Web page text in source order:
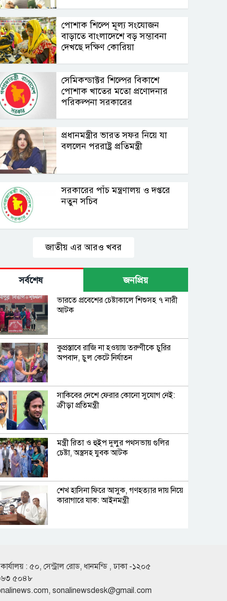
পোশাক শিল্পে মূল্য সংযোজন
বাড়াতে বাংলাদেশে বড় সম্ভাবনা
দেখছে দক্ষিণ কোরিয়া
সেমিকন্ডাক্টর শিল্পের বিকাশে
পোশাক খাতের মতো প্রণোদনার
পরিকল্পনা সরকারের
প্রধানমন্ত্রীর ভারত সফর নিয়ে যা
বললেন পররাষ্ট্র প্রতিমন্ত্রী
সরকারের পাঁচ মন্ত্রণালয় ও দপ্তরে
নতুন সচিব
জাতীয় এর আরও খবর
সর্বশেষ জনপ্রিয়
ভারতে প্রবেশের চেষ্টাকালে শিশুসহ ৭ নারী
আটক
কুপ্রস্তাবে রাজি না হওয়ায় তরুণীকে চুরির
অপবাদ, চুল কেটে নির্যাতন
সাকিবের দেশে ফেরার কোনো সুযোগ নেই:
ক্রীড়া প্রতিমন্ত্রী
মন্ত্রী রিতা ও হুইপ দুলুর পথসভায় গুলির
চেষ্টা, অস্ত্রসহ যুবক আটক
শেখ হাসিনা ফিরে আসুক, গণহত্যার দায় নিয়ে
কারাগারে যাক: আইনমন্ত্রী
হাসিনার বক্তব্যের সঙ্গে ভারতের সম্পর্ক নেই:
জয়সওয়াল
কার্যালয় : ৫০, সেন্ট্রাল রোড, ধানমন্ডি , ঢাকা -১২০৫
৫০৪৮
, sonalinewsdesk@gmail.com